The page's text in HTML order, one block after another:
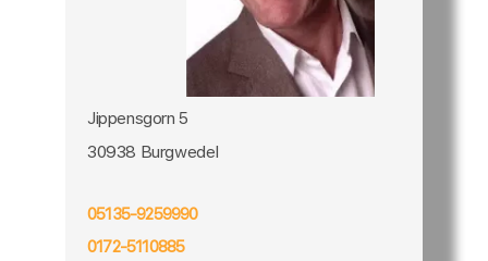
Jippensgorn 5
30938 Burgwedel
05135-9259990
0172-5110885